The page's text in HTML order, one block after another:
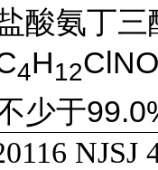
酸氨丁三
4H12ClNO
少于
NJSJ